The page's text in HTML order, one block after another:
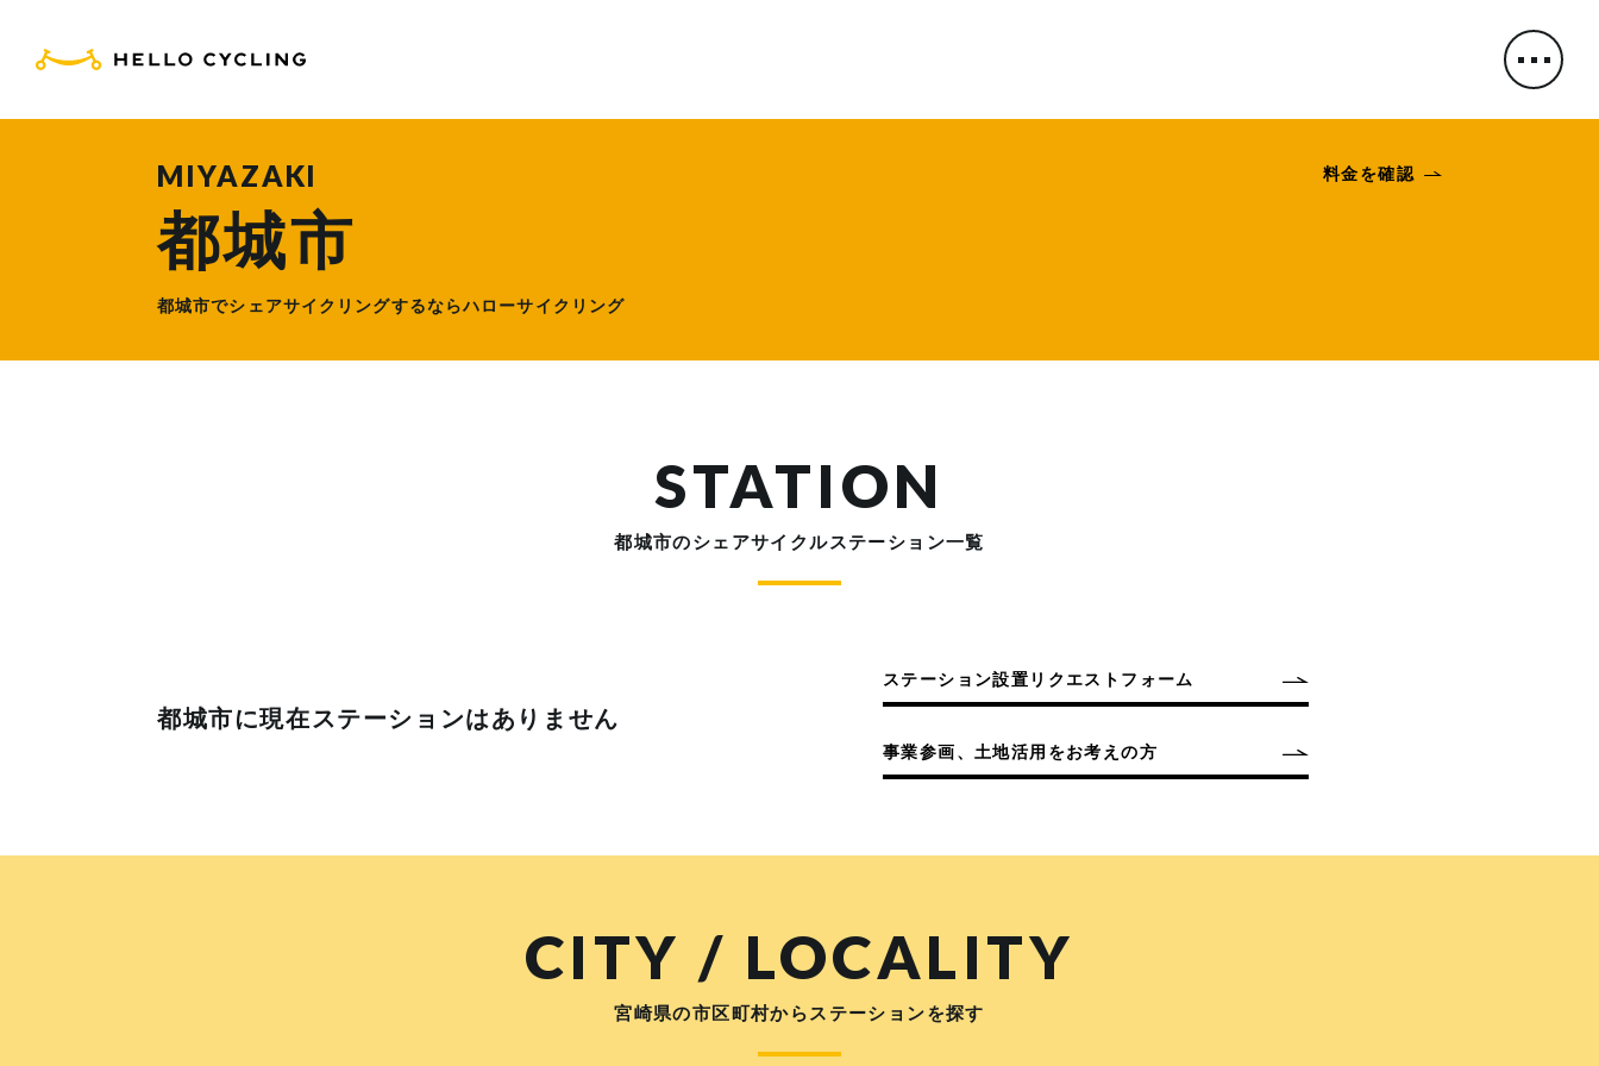
MIYAZAKI
都城市
都城市でシェアサイクリングするならハローサイクリング
料金を確認
STATION
都城市のシェアサイクルステーション一覧
都城市に現在ステーションはありません
ステーション設置リクエストフォーム
事業参画、土地活用をお考えの方
CITY / LOCALITY
宮崎県の市区町村からステーションを探す